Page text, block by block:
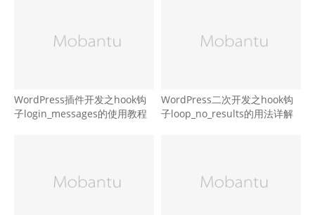
WordPress插件开发之hook钩
子login_messages的使用教程
WordPress二次开发之hook钩
子loop_no_results的用法详解